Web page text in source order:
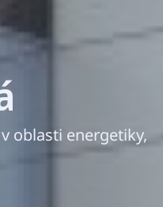
oblasti energetiky,